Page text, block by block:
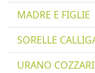
MADRE E FIGLIE
SORELLE
URANO